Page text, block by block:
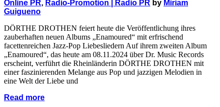
Online PR, Radio-Promotion | Radio PR by Miriam
Guigueno
DÖRTHE DROTHEN feiert heute die Veröffentlichung ihres
zauberhaften neuen Albums „Enamoured“ mit erfrischend
facettenreichen Jazz-Pop Liebesliedern Auf ihrem zweiten Album
„Enamoured“, das heute am 08.11.2024 über Dr. Music Records
erscheint, verführt die Rheinländerin DÖRTHE DROTHEN mit
einer faszinierenden Melange aus Pop und jazzigen Melodien in
eine Welt der Liebe und
Read more